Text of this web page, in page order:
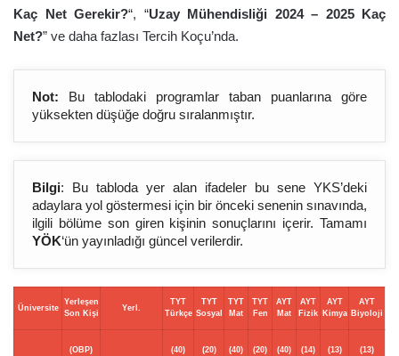
Kaç Net Gerekir?“, “Uzay Mühendisliği 2024 – 2025 Kaç
Net?” ve daha fazlası Tercih Koçu’nda.
Not: Bu tablodaki programlar taban puanlarına göre
yüksekten düşüğe doğru sıralanmıştır.
Bilgi: Bu tabloda yer alan ifadeler bu sene YKS’deki
adaylara yol göstermesi için bir önceki senenin sınavında,
ilgili bölüme son giren kişinin sonuçlarını içerir. Tamamı
YÖK‘ün yayınladığı güncel verilerdir.
Üniversite
Yerleşen
Son Kişi
Yerl.
TYT
Türkçe
TYT
Sosyal
TYT
Mat
TYT
Fen
AYT
Mat
AYT
Fizik
AYT
Kimya
AYT
Biyoloji
(OBP) (40) (20) (40) (20) (40) (14) (13) (13)